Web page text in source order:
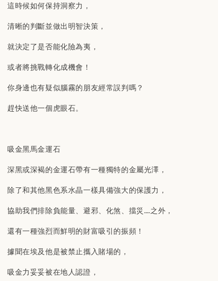
這時候如何保持洞察力，
清晰的判斷並做出明智決策，
就決定了是否能化險為夷，
或者將挑戰轉化成機會！
你身邊也有疑似腦霧的朋友經常誤判嗎？
趕快送他一個虎眼石。
吸金黑馬金運石
深黑或深褐的金運石帶有一種獨特的金屬光澤，
除了和其他黑色系水晶一樣具備強大的保護力，
協助我們排除負能量、避邪、化煞、擋災….之外，
還有一種強烈而鮮明的財富吸引的振頻！
據聞在埃及他是被禁止攜入賭場的，
吸金力妥妥被在地人認證，